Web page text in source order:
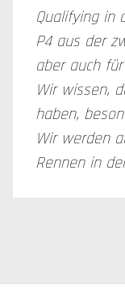
Qualifying in
P4 aus der
aber auch
Wir wissen,
haben,
Wir werden
Rennen in